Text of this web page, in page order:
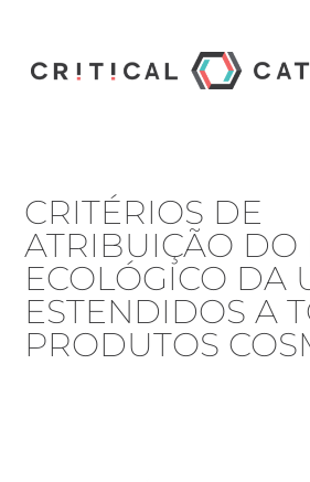
CRITÉRIOS DE
ATRIBUIÇÃO DO
ECOLÓGICO DA
ESTENDIDOS A
PRODUTOS